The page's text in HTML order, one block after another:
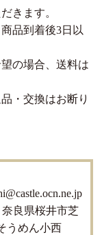
きます。
品到着後3日以
の場合、送料は
・交換はお断り
良県桜井市芝
うめん小西